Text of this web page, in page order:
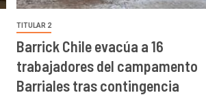
TITULAR 2
Barrick Chile evacúa a 16
trabajadores del campamento
Barriales tras contingencia